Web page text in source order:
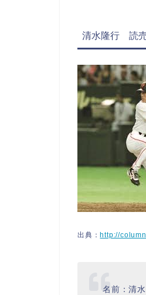
清水隆行 読売
出典：http://
名前：清